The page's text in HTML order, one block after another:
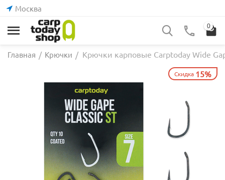
Москва
0
Главная / Крючки / Крючки карповые Carptoday Wide
Скидка 15%